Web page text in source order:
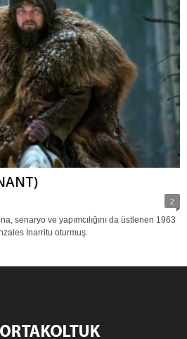
2
senaryo ve yapımcılığını da üstlenen 1963
İnarritu oturmuş.